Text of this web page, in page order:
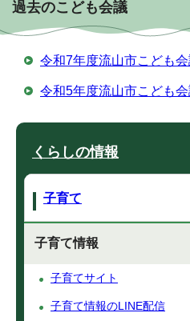
過去のこども会議
令和7年度流山市こども
令和5年度流山市こども
くらしの情報
子育て
子育て情報
子育てサイト
子育て情報のLINE配信